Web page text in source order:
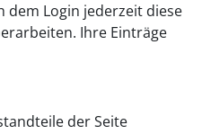
dem Login jederzeit diese
Ihre Einträge
der Seite